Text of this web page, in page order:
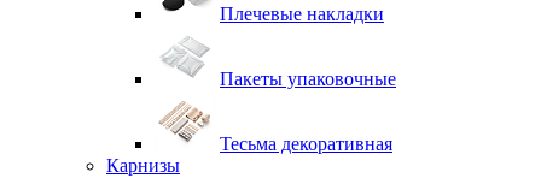
Плечевые накладки
Пакеты упаковочные
Тесьма декоративная
Карнизы